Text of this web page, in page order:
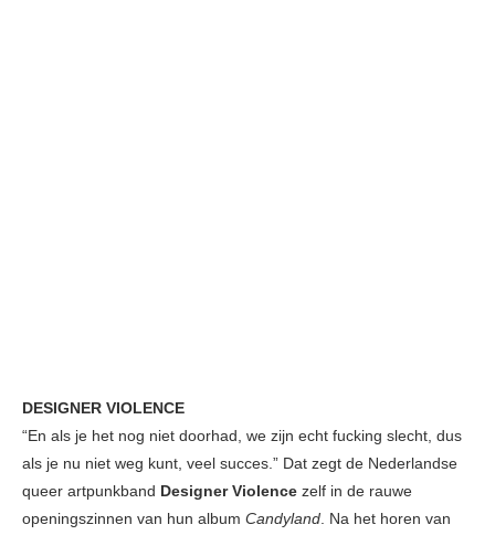
DESIGNER VIOLENCE
“En als je het nog niet doorhad, we zijn echt fucking slecht, dus
als je nu niet weg kunt, veel succes.” Dat zegt de Nederlandse
queer artpunkband Designer Violence zelf in de rauwe
openingszinnen van hun album Candyland Na het horen van